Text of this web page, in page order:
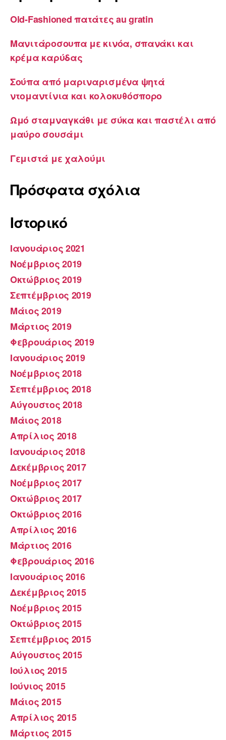
Old-Fashioned πατάτες au gratin
Μανιτάροσουπα με κινόα, σπανάκι και
κρέμα καρύδας
Σούπα από μαριναρισμένα ψητά
ντομαντίνια και κολοκυθόσπορο
Ωμό σταμναγκάθι με σύκα και παστέλι από
μαύρο σουσάμι
Γεμιστά με χαλούμι
Πρόσφατα σχόλια
Ιστορικό
Ιανουάριος 2021
Νοέμβριος 2019
Οκτώβριος 2019
Σεπτέμβριος 2019
Μάιος 2019
Μάρτιος 2019
Φεβρουάριος 2019
Ιανουάριος 2019
Νοέμβριος 2018
Σεπτέμβριος 2018
Αύγουστος 2018
Μάιος 2018
Απρίλιος 2018
Ιανουάριος 2018
Δεκέμβριος 2017
Νοέμβριος 2017
Οκτώβριος 2017
Οκτώβριος 2016
Απρίλιος 2016
Μάρτιος 2016
Φεβρουάριος 2016
Ιανουάριος 2016
Δεκέμβριος 2015
Νοέμβριος 2015
Οκτώβριος 2015
Σεπτέμβριος 2015
Αύγουστος 2015
Ιούλιος 2015
Ιούνιος 2015
Μάιος 2015
Απρίλιος 2015
Μάρτιος 2015